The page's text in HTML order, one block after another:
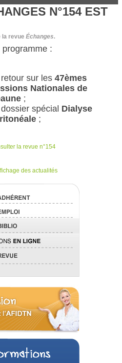
N°154 EST
la revue Échanges.
programme :
retour sur les 47èmes
Nationales de
;
dossier spécial Dialyse
;
la revue n°154
des actualités